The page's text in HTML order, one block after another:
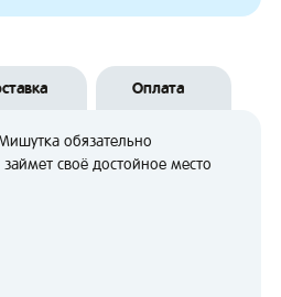
Оплата
обязательно
своё достойное место